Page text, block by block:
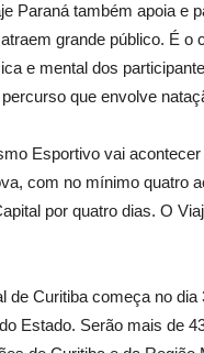
Paraná também apoia e
grande público. É
e mental dos
que envolve
Esportivo vai
com no mínimo quatro
por quatro dias. O
de Curitiba começa no
Estado. Serão mais de